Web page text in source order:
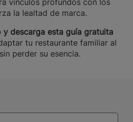
vínculos profundos con los
la lealtad de marca.
y descarga esta guía gratuita
tu restaurante familiar al
perder su esencia.